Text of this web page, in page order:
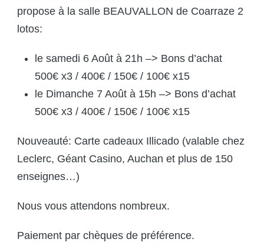
propose à la salle BEAUVALLON de Coarraze 2
lotos:
le samedi 6 Août à 21h –> Bons d’achat
500€ x3 / 400€ / 150€ / 100€ x15
le Dimanche 7 Août à 15h –> Bons d’achat
500€ x3 / 400€ / 150€ / 100€ x15
Nouveauté: Carte cadeaux Illicado (valable chez
Leclerc, Géant Casino, Auchan et plus de 150
enseignes…)
Nous vous attendons nombreux.
Paiement par chèques de préférence.